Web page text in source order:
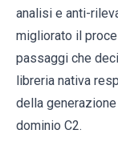
analisi e anti-
migliorato il
passaggi che
libreria nativa
della
dominio C2.